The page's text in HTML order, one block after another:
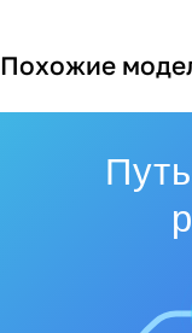
Похожие